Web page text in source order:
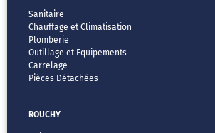
Sanitaire
Chauffage et Climatisation
Plomberie
Outillage et Equipements
Carrelage
Pièces Détachées
ROUCHY